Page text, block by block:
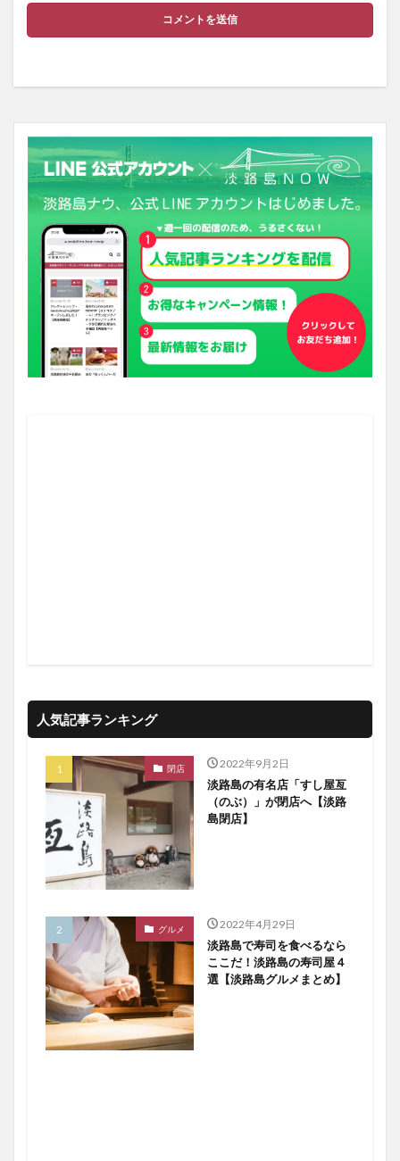
人気記事ランキング
閉店 2022年9月2日
淡路島の有名店「すし屋亙
（のぶ）」が閉店へ【淡路
島閉店】
グルメ 2022年4月29日
淡路島で寿司を食べるなら
ここだ！淡路島の寿司屋４
選【淡路島グルメまとめ】